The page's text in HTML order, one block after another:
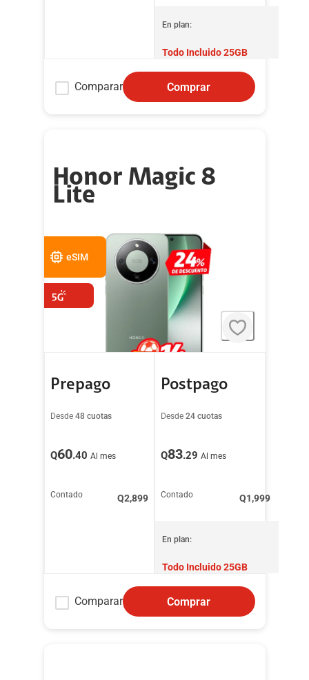
En plan:
Todo Incluido 25GB
Comparar Comprar
Honor Magic 8
Lite
eSIM
Prepago
Desde 48 cuotas
Q60.40 Al mes
Contado Q2,899
Postpago
Desde 24 cuotas
Q83.29 Al mes
Contado Q1,999
En plan:
Todo Incluido 25GB
Comparar Comprar